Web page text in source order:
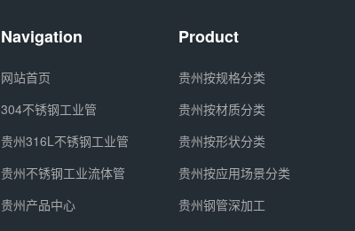
Navigation
网站首页
304不锈钢工业管
贵州316L不锈钢工业管
贵州不锈钢工业流体管
贵州产品中心
Product
贵州按规格分类
贵州按材质分类
贵州按形状分类
贵州按应用场景分类
贵州钢管深加工